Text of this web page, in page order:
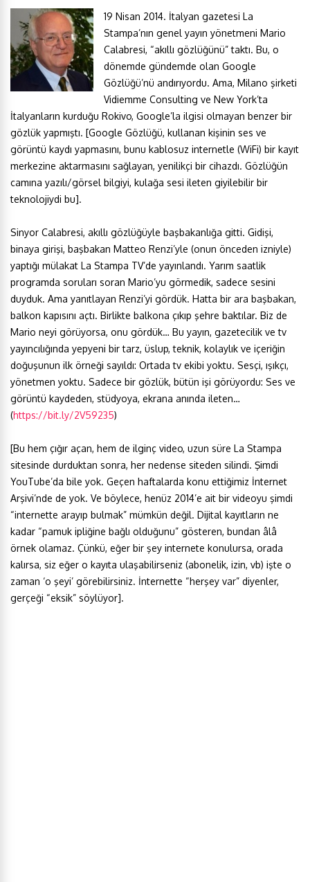
19 Nisan 2014. İtalyan gazetesi La
Stampa’nın genel yayın yönetmeni Mario
Calabresi, “akıllı gözlüğünü” taktı. Bu, o
dönemde gündemde olan Google
Gözlüğü’nü andırıyordu. Ama, Milano şirketi
Vidiemme Consulting ve New York’ta
İtalyanların kurduğu Rokivo, Google’la ilgisi olmayan benzer bir
gözlük yapmıştı. [Google Gözlüğü, kullanan kişinin ses ve
görüntü kaydı yapmasını, bunu kablosuz internetle (WiFi) bir kayıt
merkezine aktarmasını sağlayan, yenilikçi bir cihazdı. Gözlüğün
camına yazılı/görsel bilgiyi, kulağa sesi ileten giyilebilir bir
teknolojiydi bu].
Sinyor Calabresi, akıllı gözlüğüyle başbakanlığa gitti. Gidişi,
binaya girişi, başbakan Matteo Renzi’yle (onun önceden izniyle)
yaptığı mülakat La Stampa TV’de yayınlandı. Yarım saatlik
programda soruları soran Mario’yu görmedik, sadece sesini
duyduk. Ama yanıtlayan Renzi’yi gördük. Hatta bir ara başbakan,
balkon kapısını açtı. Birlikte balkona çıkıp şehre baktılar. Biz de
Mario neyi görüyorsa, onu gördük… Bu yayın, gazetecilik ve tv
yayıncılığında yepyeni bir tarz, üslup, teknik, kolaylık ve içeriğin
doğuşunun ilk örneği sayıldı: Ortada tv ekibi yoktu. Sesçi, ışıkçı,
yönetmen yoktu. Sadece bir gözlük, bütün işi görüyordu: Ses ve
görüntü kaydeden, stüdyoya, ekrana anında ileten…
(https://bit.ly/2V59235)
[Bu hem çığır açan, hem de ilginç video, uzun süre La Stampa
sitesinde durduktan sonra, her nedense siteden silindi. Şimdi
YouTube’da bile yok. Geçen haftalarda konu ettiğimiz İnternet
Arşivi’nde de yok. Ve böylece, henüz 2014’e ait bir videoyu şimdi
“internette arayıp bulmak” mümkün değil. Dijital kayıtların ne
kadar “pamuk ipliğine bağlı olduğunu” gösteren, bundan âlâ
örnek olamaz. Çünkü, eğer bir şey internete konulursa, orada
kalırsa, siz eğer o kayıta ulaşabilirseniz (abonelik, izin, vb) işte o
zaman ‘o şeyi’ görebilirsiniz. İnternette “herşey var” diyenler,
gerçeği “eksik” söylüyor].